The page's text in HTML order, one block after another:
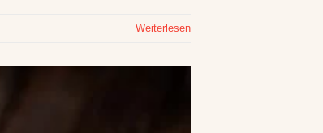
Weiterlesen